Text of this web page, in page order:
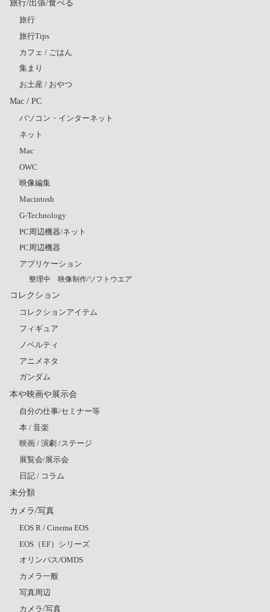
旅行/出張/食べる
旅行
旅行Tips
カフェ / ごはん
集まり
お土産 / おやつ
Mac / PC
パソコン・インターネット
ネット
Mac
OWC
映像編集
Macintosh
G-Technology
PC周辺機器/ネット
PC周辺機器
アプリケーション
整理中 映像制作/ソフトウエア
コレクション
コレクションアイテム
フィギュア
ノベルティ
アニメネタ
ガンダム
本や映画や展示会
自分の仕事/セミナー等
本 / 音楽
映画 / 演劇 /ステージ
展覧会/展示会
日記 / コラム
未分類
カメラ/写真
EOS R / Cinema EOS
EOS（EF）シリーズ
オリンパス/OMDS
カメラ一般
写真周辺
カメラ/写真